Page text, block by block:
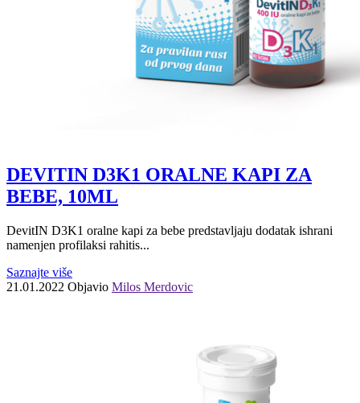
DEVITIN D3K1 ORALNE KAPI ZA
BEBE, 10ML
DevitIN D3K1 oralne kapi za bebe predstavljaju dodatak ishrani
namenjen profilaksi rahitis...
Saznajte više
21.01.2022 Objavio Milos Merdovic